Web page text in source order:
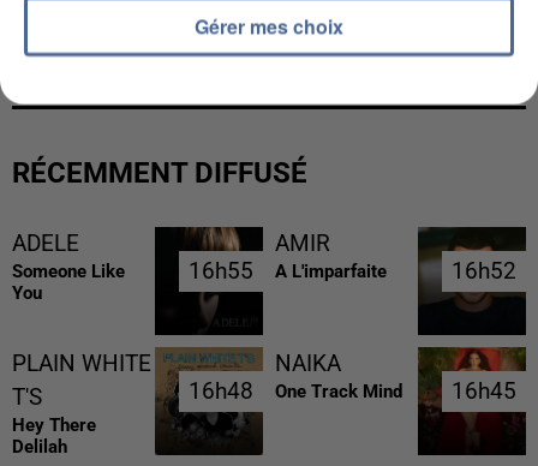
LES DONNÉES DE 300 000 CLIENTS DÉROBÉES À
INTERMARCHÉ APRÈS UNE...
RÉCEMMENT DIFFUSÉ
ADELE
Someone Like
You
16h55
16h55
AMIR
A L'imparfaite 16h52
16h52
PLAIN WHITE
T'S
Hey There
Delilah
16h48
16h48
NAIKA
One Track Mind 16h45
16h45
Gérer mes choix